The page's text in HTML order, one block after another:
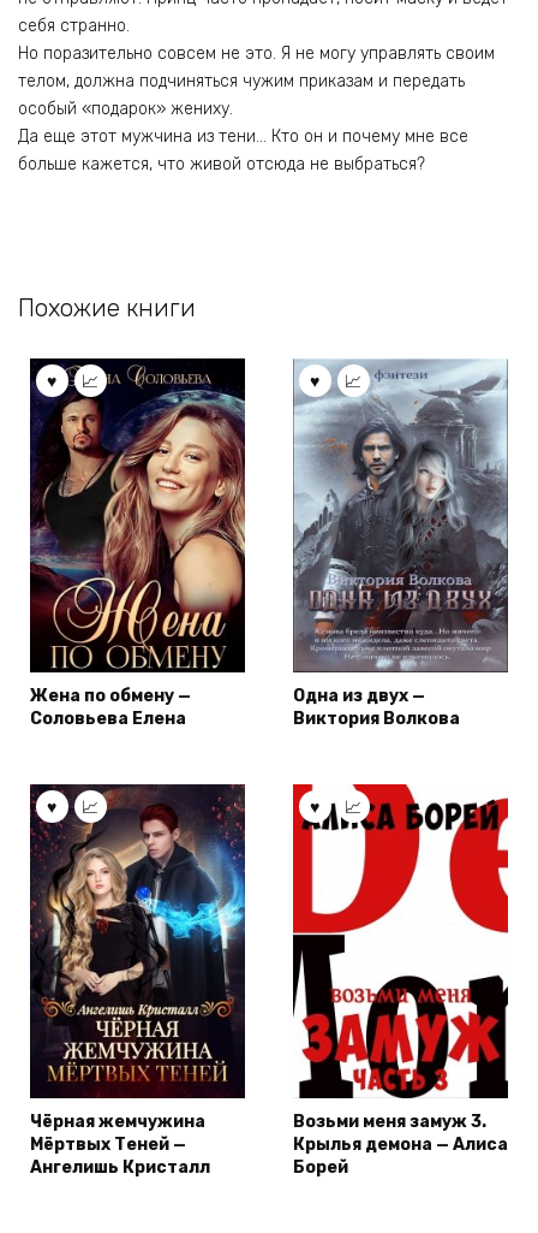
себя странно.
Но поразительно совсем не это. Я не могу управлять своим
телом, должна подчиняться чужим приказам и передать
особый «подарок» жениху.
Да еще этот мужчина из тени… Кто он и почему мне все
больше кажется, что живой отсюда не выбраться?
Похожие книги
Жена по обмену —
Соловьева Елена
Одна из двух —
Виктория Волкова
Чёрная жемчужина
Мёртвых Теней —
Ангелишь Кристалл
Возьми меня замуж 3.
Крылья демона — Алиса
Борей